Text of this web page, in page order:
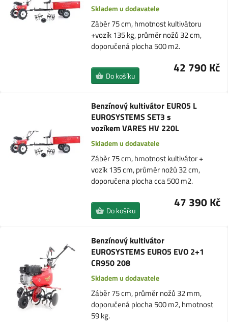
Skladem u dodavatele
Záběr 75 cm, hmotnost kultivátoru
+vozík 135 kg, průměr nožů 32 cm,
doporučená plocha 500 m2.
42 790 Kč
Do košíku
Benzínový kultivátor EURO5 L
EUROSYSTEMS SET3 s
vozíkem VARES HV 220L
Skladem u dodavatele
Záběr 75 cm, hmotnost kultivátor +
vozík 135 cm, průměr nožů 32 cm,
doporučena plocha cca 500 m2.
47 390 Kč
Do košíku
Benzínový kultivátor
EUROSYSTEMS EURO5 EVO 2+1
CR950 208
Skladem u dodavatele
Záběr 75 cm, průměr nožů 32 mm,
doporučená plocha 500 m2, hmotnost
59 kg.